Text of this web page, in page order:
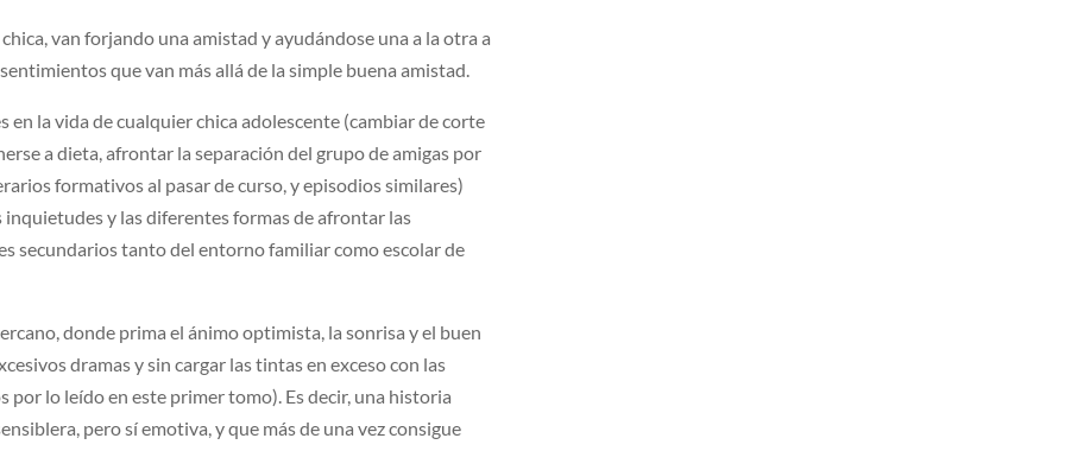
van forjando una amistad y ayudándose una a la otra a
que van más allá de la simple buena amistad.
la vida de cualquier chica adolescente (cambiar de corte
a dieta, afrontar la separación del grupo de amigas por
formativos al pasar de curso, y episodios similares)
y las diferentes formas de afrontar las
secundarios tanto del entorno familiar como escolar de
donde prima el ánimo optimista, la sonrisa y el buen
dramas y sin cargar las tintas en exceso con las
lo leído en este primer tomo). Es decir, una historia
pero sí emotiva, y que más de una vez consigue